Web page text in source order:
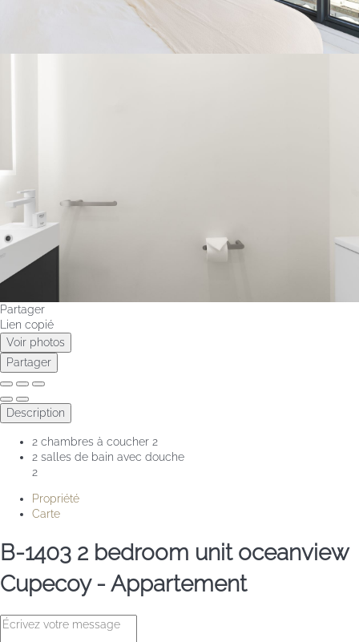
Partager
Lien copié
Voir photos
Partager
Description
2 chambres à coucher 2
2 salles de bain avec douche
2
Propriété
Carte
B-1403 2 bedroom unit oceanview
Cupecoy - Appartement